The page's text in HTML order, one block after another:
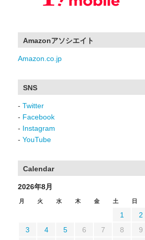
Amazonアソシエイト
Amazon.co.jp
SNS
- Twitter
- Facebook
- Instagram
- YouTube
Calendar
2026年8月
月 火 水 木 金 土 日
1
2
3
4 5 6 7 8
9